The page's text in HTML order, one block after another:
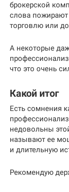
брокерской
слова пожирают
торговлю или
А некоторые
что это очень
Какой итог
Есть сомнения
недовольны
называют ее
и длительную
Рекомендую